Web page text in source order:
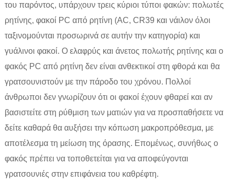
του παρόντος, υπάρχουν τρεις κύριοι τύποι φακών: πολωτές
ρητίνης, φακοί PC από ρητίνη (AC, CR39 και νάιλον όλοι
ταξινομούνται προσωρινά σε αυτήν την κατηγορία) και
γυάλινοι φακοί. Ο ελαφρύς και άνετος πολωτής ρητίνης και ο
φακός PC από ρητίνη δεν είναι ανθεκτικοί στη φθορά και θα
γρατσουνιστούν με την πάροδο του χρόνου. Πολλοί
άνθρωποι δεν γνωρίζουν ότι οι φακοί έχουν φθαρεί και αν
βασιστείτε στη ρύθμιση των ματιών για να προσπαθήσετε να
δείτε καθαρά θα αυξήσει την κόπωση μακροπρόθεσμα, με
αποτέλεσμα τη μείωση της όρασης. Επομένως, συνήθως ο
φακός πρέπει να τοποθετείται για να αποφεύγονται
γρατσουνιές στην επιφάνεια του καθρέφτη.